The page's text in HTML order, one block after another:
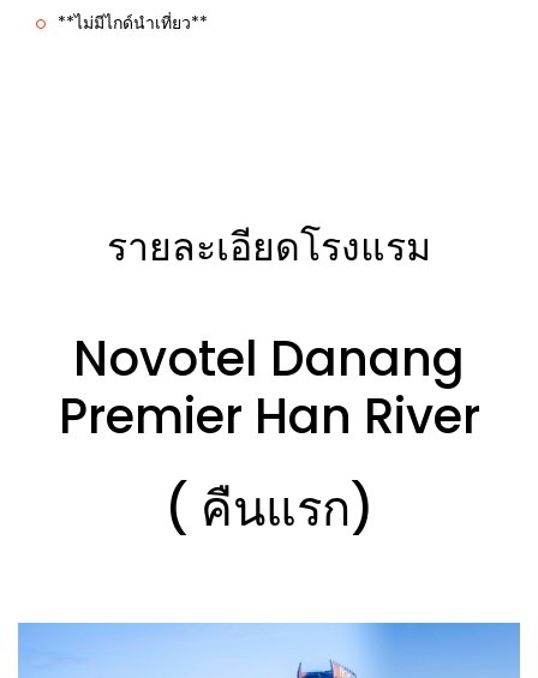
**ไม่มีไกด์นำเที่ยว**
รายละเอียดโรงแรม
Novotel Danang
Premier Han River
( คืนแรก)